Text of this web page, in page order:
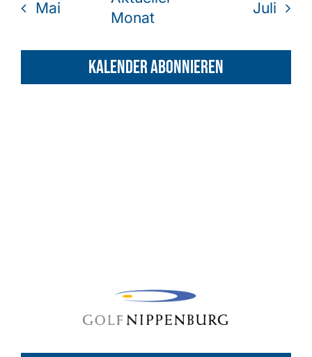
Mai
Monat
Juli
Kalender abonnieren